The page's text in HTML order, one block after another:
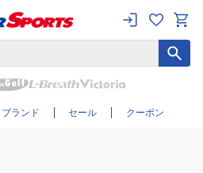
ブランド セール クーポン
さらに絞り込む